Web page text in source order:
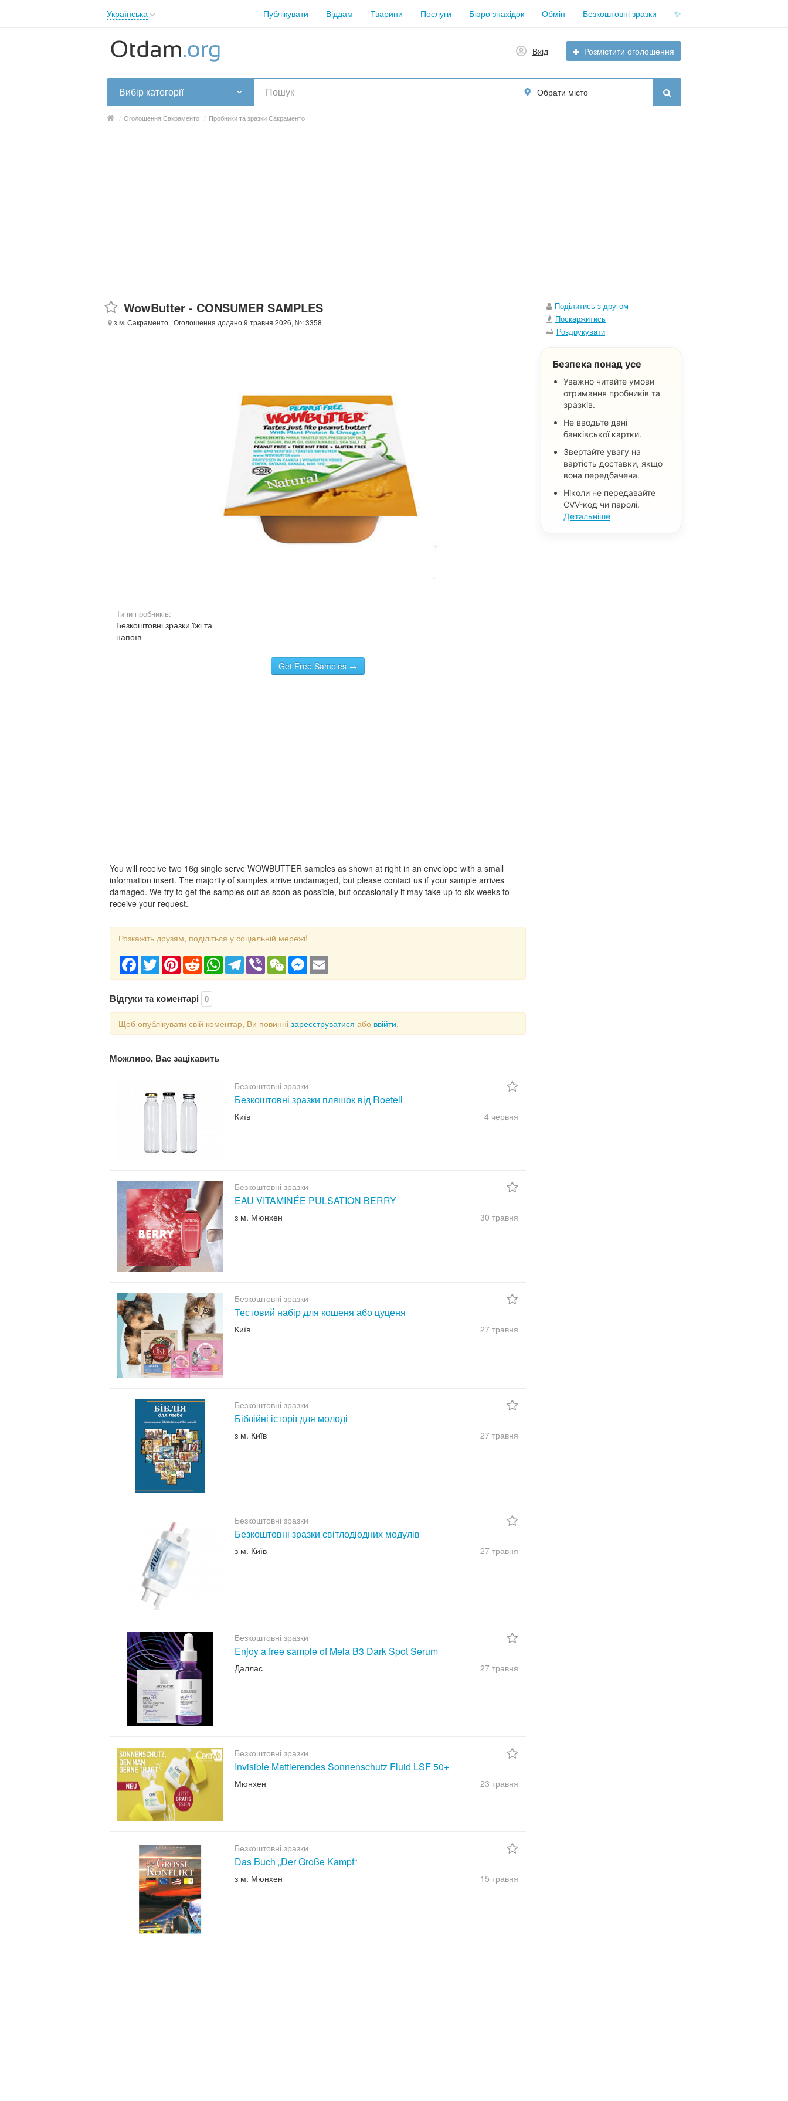
Українська
English
Русский
Українська
Публікувати Віддам Тварини Послуги Бюро знахідок Обмін Безкоштовні зразки ✨
Вхід Розмістити оголошення
Вибір категорії Обрати місто
/ Оголошення Сакраменто / Пробники та зразки Сакраменто
WowButter - CONSUMER SAMPLES
з м. Сакраменто | Оголошення додано 9 травня 2026, №: 3358
Типи пробників:
Безкоштовні зразки їжі та
напоїв
Get Free Samples →
You will receive two 16g single serve WOWBUTTER samples as shown at right in an envelope with a small
information insert. The majority of samples arrive undamaged, but please contact us if your sample arrives
damaged. We try to get the samples out as soon as possible, but occasionally it may take up to six weeks to
receive your request.
Розкажіть друзям, поділіться у соціальній мережі!
Facebook
TwitterPinterestRedditWhatsAppTelegram
Viber WeChatMessenger
Відгуки та коментарі 0
Щоб опублікувати свій коментар, Ви повинні зареєструватися або ввійти.
Можливо, Вас зацікавить
Безкоштовні зразки
Безкоштовні зразки пляшок від Roetell
Київ 4 червня
Безкоштовні зразки
EAU VITAMINÉE PULSATION BERRY
з м. Мюнхен 30 травня
Безкоштовні зразки
Тестовий набір для кошеня або цуценя
Київ 27 травня
Безкоштовні зразки
Біблійні історії для молоді
з м. Київ 27 травня
Безкоштовні зразки
Безкоштовні зразки світлодіодних модулів
з м. Київ 27 травня
Безкоштовні зразки
Enjoy a free sample of Mela B3 Dark Spot Serum
Даллас 27 травня
Безкоштовні зразки
Invisible Mattierendes Sonnenschutz Fluid LSF 50+
Мюнхен 23 травня
Безкоштовні зразки
Das Buch „Der Große Kampf“
з м. Мюнхен 15 травня
Поділитись з другом
Поскаржитись
Роздрукувати
Безпека понад усе
Уважно читайте умови
отримання пробників та
зразків.
Не вводьте дані
банківської картки.
Звертайте увагу на
вартість доставки, якщо
вона передбачена.
Ніколи не передавайте
CVV-код чи паролі.
Детальніше